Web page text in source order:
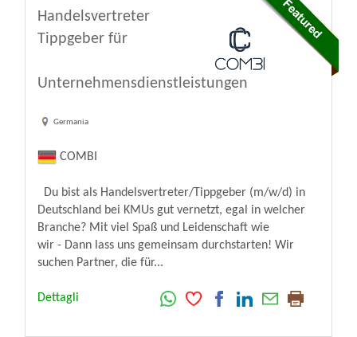
Handelsvertreter
Tippgeber für
Unternehmensdienstleistungen
Germania
COMBI
Du bist als Handelsvertreter/Tippgeber (m/w/d) in
Deutschland bei KMUs gut vernetzt, egal in welcher
Branche? Mit viel Spaß und Leidenschaft wie
wir - Dann lass uns gemeinsam durchstarten! Wir
suchen Partner, die für...
Dettagli